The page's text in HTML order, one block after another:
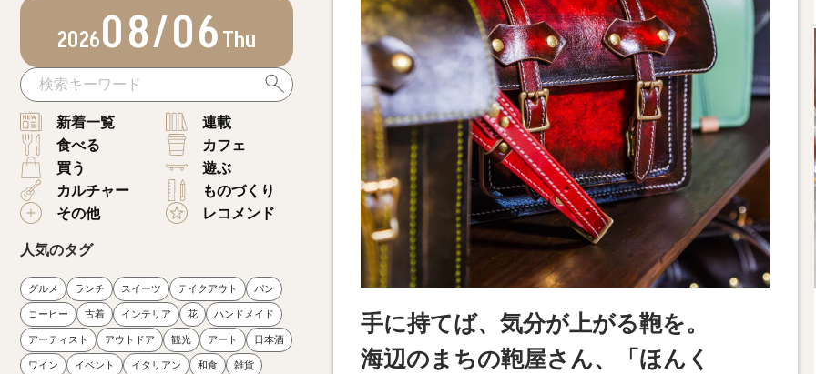
202608/06Thu
新着一覧
連載
食べる
カフェ
買う
遊ぶ
カルチャー
ものづくり
その他
レコメンド
人気のタグ
グルメ ランチ スイーツ テイクアウト パン
コーヒー 古着 インテリア 花 ハンドメイド
アーティスト アウトドア 観光 アート 日本酒
ワイン イベント イタリアン 和食 雑貨
手に持てば、気分が上がる鞄を。
海辺のまちの鞄屋さん、「ほんく